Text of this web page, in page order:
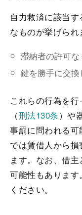
自力救済に該当
なものが挙げられ
滞納者の許可
鍵を勝手に交
これらの行為を
（刑法130条）や
事罰に問われる
では賃借人から
ます。なお、借
可能性もありま
ください。